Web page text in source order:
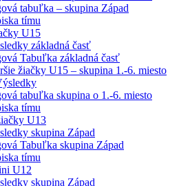
tabuľka – skupina Západ
tímu
U15
základná časť
Tabuľka základná časť
žiačky U15 – skupina 1.-6. miesto
tabuľka skupina o 1.-6. miesto
tímu
U13
skupina Západ
Tabuľka skupina Západ
tímu
U12
skupina Západ